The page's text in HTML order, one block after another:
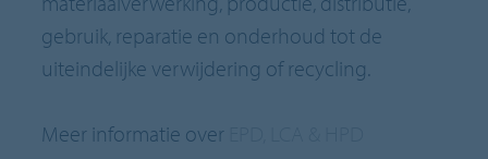
gebruik, reparatie en onderhoud tot de
uiteindelijke verwijdering of recycling.
Meer informatie over